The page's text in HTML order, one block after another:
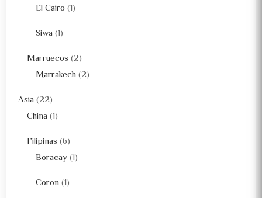
El Cairo (1)
Siwa (1)
Marruecos (2)
Marrakech (2)
Asia (22)
China (1)
Filipinas (6)
Boracay (1)
Coron (1)